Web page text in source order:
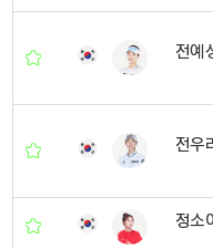
전예
전우
정소